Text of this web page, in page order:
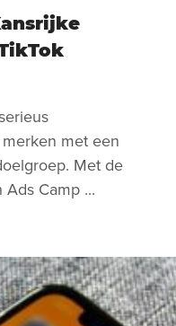
met een
Met de
Camp ...